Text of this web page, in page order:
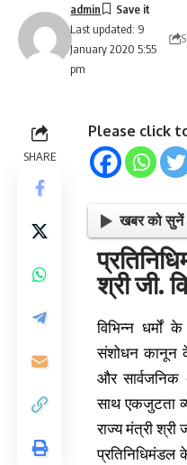
Last updated: 9
January 2020 5:55
pm
admin
SHARE
Please click
खबर को सुनें
श्री जी.
विभिन्न धर्मों
संशोधन कानून
और
साथ एकजुटता
राज्य मंत्री
प्रतिनिधिमंडल